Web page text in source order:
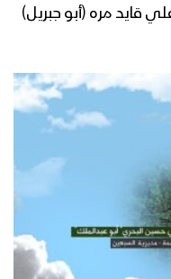
قايد مره (أبو جبريل)